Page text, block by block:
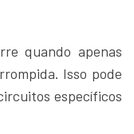
específicos